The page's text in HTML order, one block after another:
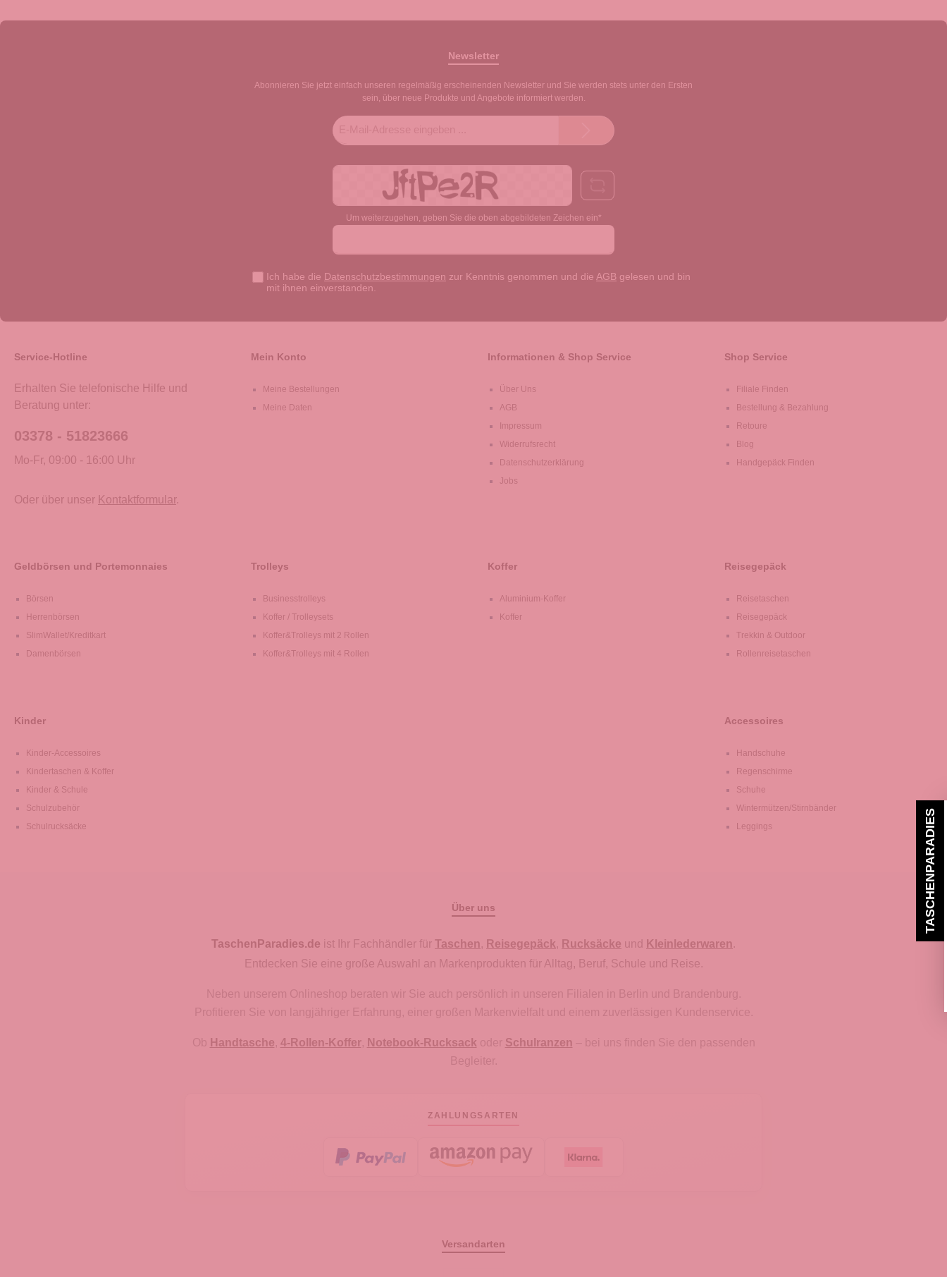
Newsletter
Abonnieren Sie jetzt einfach unseren regelmäßig erscheinenden Newsletter und Sie werden stets unter den Ersten
sein, über neue Produkte und Angebote informiert werden.
Adresse*
Um weiterzugehen, geben Sie die oben abgebildeten Zeichen ein*
Ich habe die Datenschutzbestimmungen zur Kenntnis genommen und die AGB gelesen und bin
mit ihnen einverstanden.
Service-Hotline
Erhalten Sie telefonische Hilfe und
Beratung unter:
03378 - 51823666
Mo-Fr, 09:00 - 16:00 Uhr
Oder über unser Kontaktformular.
Mein Konto
Meine Bestellungen
Meine Daten
Informationen & Shop Service
Über Uns
AGB
Impressum
Widerrufsrecht
Datenschutzerklärung
Jobs
Shop Service
Filiale Finden
Bestellung & Bezahlung
Retoure
Blog
Handgepäck Finden
Geldbörsen und Portemonnaies
Börsen
Herrenbörsen
SlimWallet/Kreditkart
Damenbörsen
Trolleys
Businesstrolleys
Koffer / Trolleysets
Koffer&Trolleys mit 2 Rollen
Koffer&Trolleys mit 4 Rollen
Koffer
Aluminium-Koffer
Koffer
Reisegepäck
Reisetaschen
Reisegepäck
Trekkin & Outdoor
Rollenreisetaschen
Kinder
Kinder-Accessoires
Kindertaschen & Koffer
Kinder & Schule
Schulzubehör
Schulrucksäcke
Accessoires
Handschuhe
Regenschirme
Schuhe
Wintermützen/Stirnbänder
Leggings
Über uns
TaschenParadies.de ist Ihr Fachhändler für Taschen, Reisegepäck, Rucksäcke und Kleinlederwaren.
Entdecken Sie eine große Auswahl an Markenprodukten für Alltag, Beruf, Schule und Reise.
Neben unserem Onlineshop beraten wir Sie auch persönlich in unseren Filialen in Berlin und Brandenburg.
Profitieren Sie von langjähriger Erfahrung, einer großen Markenvielfalt und einem zuverlässigen Kundenservice.
Ob Handtasche, 4-Rollen-Koffer, Notebook-Rucksack oder Schulranzen – bei uns finden Sie den passenden
Begleiter.
ZAHLUNGSARTEN
Versandarten
TASCHENPARADIES